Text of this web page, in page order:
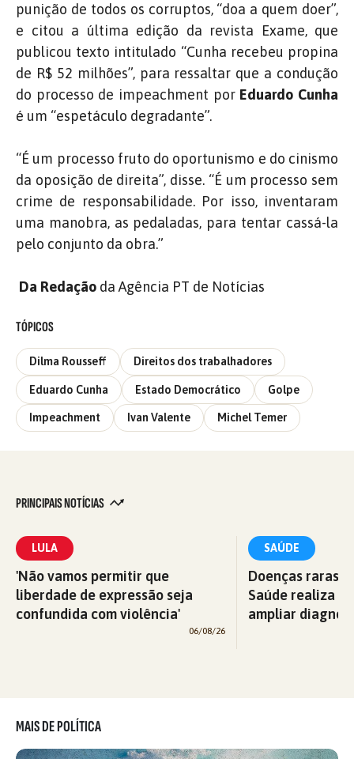
punição de todos os corruptos, “doa a quem doer”,
e citou a última edição da revista Exame, que
publicou texto intitulado “Cunha recebeu propina
de R$ 52 milhões”, para ressaltar que a condução
do processo de impeachment por Eduardo Cunha
é um “espetáculo degradante”.
“É um processo fruto do oportunismo e do cinismo
da oposição de direita”, disse. “É um processo sem
crime de responsabilidade. Por isso, inventaram
uma manobra, as pedaladas, para tentar cassá-la
pelo conjunto da obra.”
Da Redação da Agência PT de Notícias
TÓPICOS
Dilma Rousseff Direitos dos trabalhadores
Eduardo Cunha Estado Democrático Golpe
Impeachment Ivan Valente Michel Temer
PRINCIPAIS NOTÍCIAS
LULA
'Não vamos permitir que
liberdade de expressão seja
confundida com violência'
06/08/26
SAÚDE
Doenças raras:
Saúde realiza
ampliar
MAIS DE POLÍTICA